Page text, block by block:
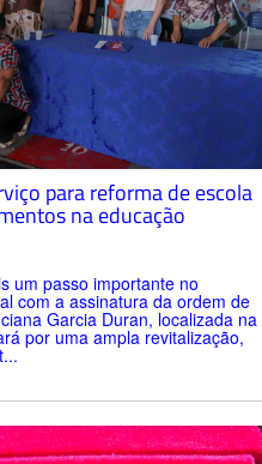
para reforma de escola
na educação
um passo importante no
com a assinatura da ordem de
Garcia Duran, localizada na
por uma ampla revitalização,